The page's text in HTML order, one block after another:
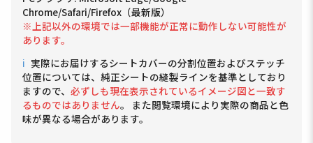
Chrome/Safari/Firefox（最新版）
※上記以外の環境では一部機能が正常に動作しない可能性が
あります。
ℹ 実際にお届けするシートカバーの分割位置およびステッチ
位置については、純正シートの縫製ラインを基準としており
ますので、 必ずしも現在表示されているイメージ図と一致す
るものではありません。 また閲覧環境により実際の商品と色
味が異なる場合があります。